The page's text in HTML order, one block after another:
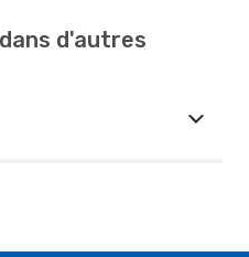
d'autres